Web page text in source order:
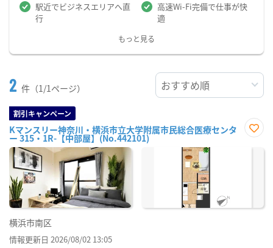
駅近でビジネスエリアへ直
行
高速Wi-Fi完備で仕事が快
適
もっと見る
2 件（1/1ページ）
割引キャンペーン
Kマンスリー神奈川・横浜市立大学附属市民総合医療センタ
ー 315・1R-【中部屋】(No.442101)
に入
横浜市南区
情報更新日 2026/08/02 13:05